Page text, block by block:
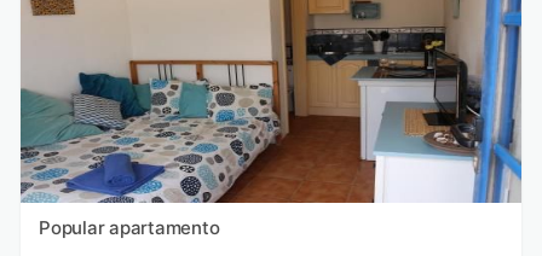
Popular apartamento